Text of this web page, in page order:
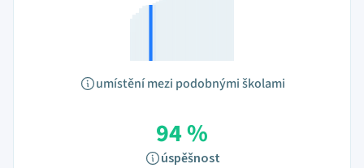
umístění mezi podobnými školami
94 %
úspěšnost